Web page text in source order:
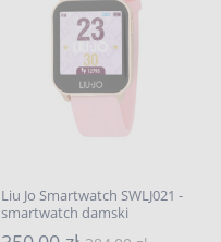
Liu Jo Smartwatch SWLJ021 -
smartwatch damski